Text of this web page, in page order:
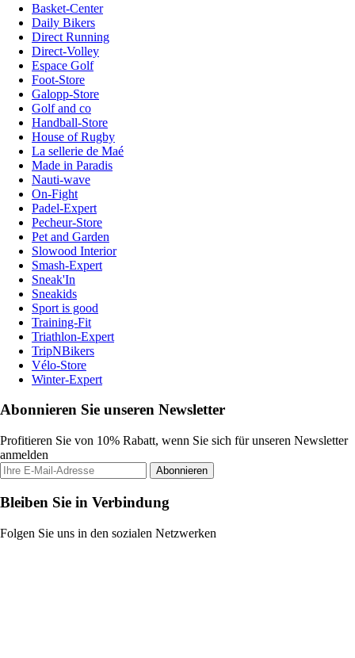
Basket-Center
Daily Bikers
Direct Running
Direct-Volley
Espace Golf
Foot-Store
Galopp-Store
Golf and co
Handball-Store
House of Rugby
La sellerie de Maé
Made in Paradis
Nauti-wave
On-Fight
Padel-Expert
Pecheur-Store
Pet and Garden
Slowood Interior
Smash-Expert
Sneak'In
Sneakids
Sport is good
Training-Fit
Triathlon-Expert
TripNBikers
Vélo-Store
Winter-Expert
Abonnieren Sie unseren Newsletter
Profitieren Sie von 10% Rabatt, wenn Sie sich für unseren Newsletter
anmelden
Abonnieren
Bleiben Sie in Verbindung
Folgen Sie uns in den sozialen Netzwerken